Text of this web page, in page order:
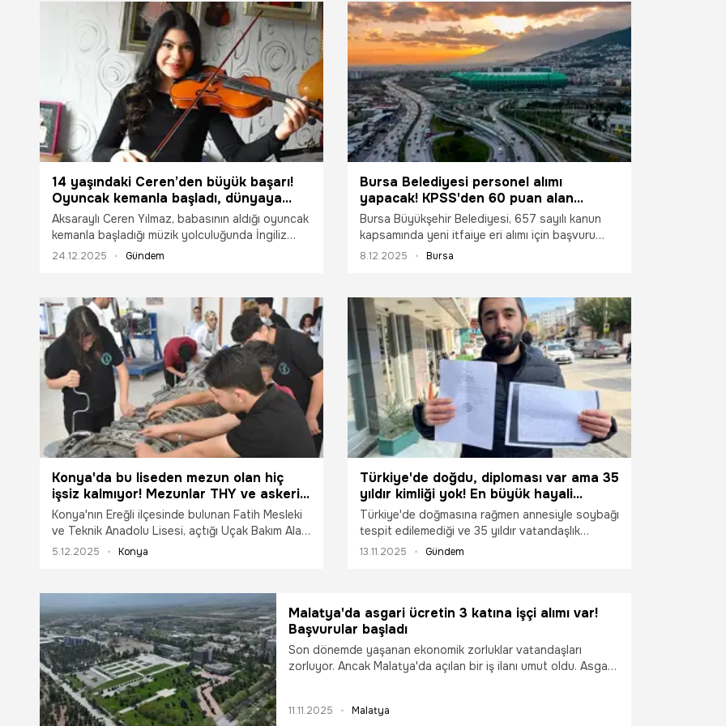
14 yaşındaki Ceren’den büyük başarı!
Oyuncak kemanla başladı, dünyaya
adını duyurdu
Aksaraylı Ceren Yılmaz, babasının aldığı oyuncak
kemanla başladığı müzik yolculuğunda İngiliz
Kraliyet Müzik Okulları'nın prestijli diplomasını
oldu.
24.12.2025 Gündem
Bursa Belediyesi personel alımı
yapacak! KPSS'den 60 puan alan
başvuru yapabiliyor, son gün 10 Aralık
Bursa Büyükşehir Belediyesi, 657 sayılı kanun
kapsamında yeni itfaiye eri alımı için başvuru
sürecini başlattı. Başvuru detayları belli oldu.
8.12.2025 Bursa
Konya'da bu liseden mezun olan hiç
işsiz kalmıyor! Mezunlar THY ve askeri
firmalarda işe başlıyor:
Konya'nın Ereğli ilçesinde bulunan Fatih Mesleki
ve Teknik Anadolu Lisesi, açtığı Uçak Bakım Alanı
ile havacılık sektörünün ihtiyaç duyduğu teknik
okul, öğrencilerini erken yaşta sektörle
tanıştırarak mezuniyet sonrasında iş kaygısını
ortadan kaldırıyor.
5.12.2025 Konya
Türkiye'de doğdu, diploması var ama 35
yıldır kimliği yok! En büyük hayali
askerlik yapmak: 'Yaşar ne yaşar ne
yaşamaz' gerçek oldu
Türkiye'de doğmasına rağmen annesiyle soybağı
tespit edilemediği ve 35 yıldır vatandaşlık
alamadığı için kimliksiz yaşamak zorunda kalan
vatandaşlık haklarından yararlanabilmek.
13.11.2025 Gündem
Malatya'da asgari ücretin 3 katına işçi alımı var!
Başvurular başladı
Son dönemde yaşanan ekonomik zorluklar vatandaşları
zorluyor. Ancak Malatya'da açılan bir iş ilanı umut oldu. Asgari
11.11.2025 Malatya